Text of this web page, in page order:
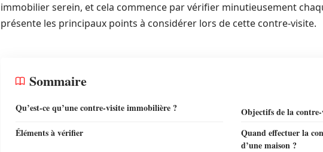
immobilier serein, et cela commence par vérifier minutieusement
présente les principaux points à considérer lors de cette contre-visite.
Sommaire
Qu’est-ce qu’une contre-visite immobilière ?
Objectifs de la
Éléments à vérifier
Quand effectuer la
d’une maison ?